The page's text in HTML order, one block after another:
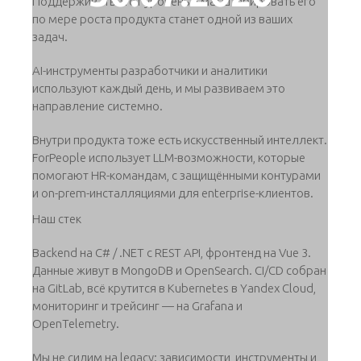
по мере роста продукта станет одной из ваших
задач.
AI-инструменты разработчики и аналитики
используют каждый день, и мы развиваем это
направление системно.
Внутри продукта тоже есть искусственный интеллект.
ForPeople использует LLM-возможности, которые
помогают HR-командам, с защищёнными контурами
и on-prem-инсталляциями для enterprise-клиентов.
Наш стек
Backend на C# / .NET с REST API, фронтенд на Vue 3.
Данные живут в MongoDB и OpenSearch. CI/CD собран
на GitLab, всё крутится в Kubernetes в Yandex Cloud,
мониторинг и трейсинг — на Grafana и
OpenTelemetry.
Мы не сидим на legacy: зависимости, инструменты и